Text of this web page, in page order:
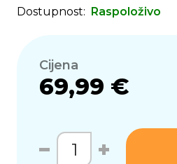
Dostupnost: Raspoloživo
Cijena
69,99 €